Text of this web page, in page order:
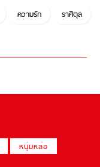
ความรัก ราศีตุล
หนุ่มหล่อ